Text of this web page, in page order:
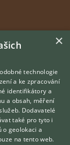
kamaráda?
×
technologie
a ke zpracování
identifikátory a
a obsah, měření
Dodavatelé
také pro tyto i
o geolokaci a
na tento web.